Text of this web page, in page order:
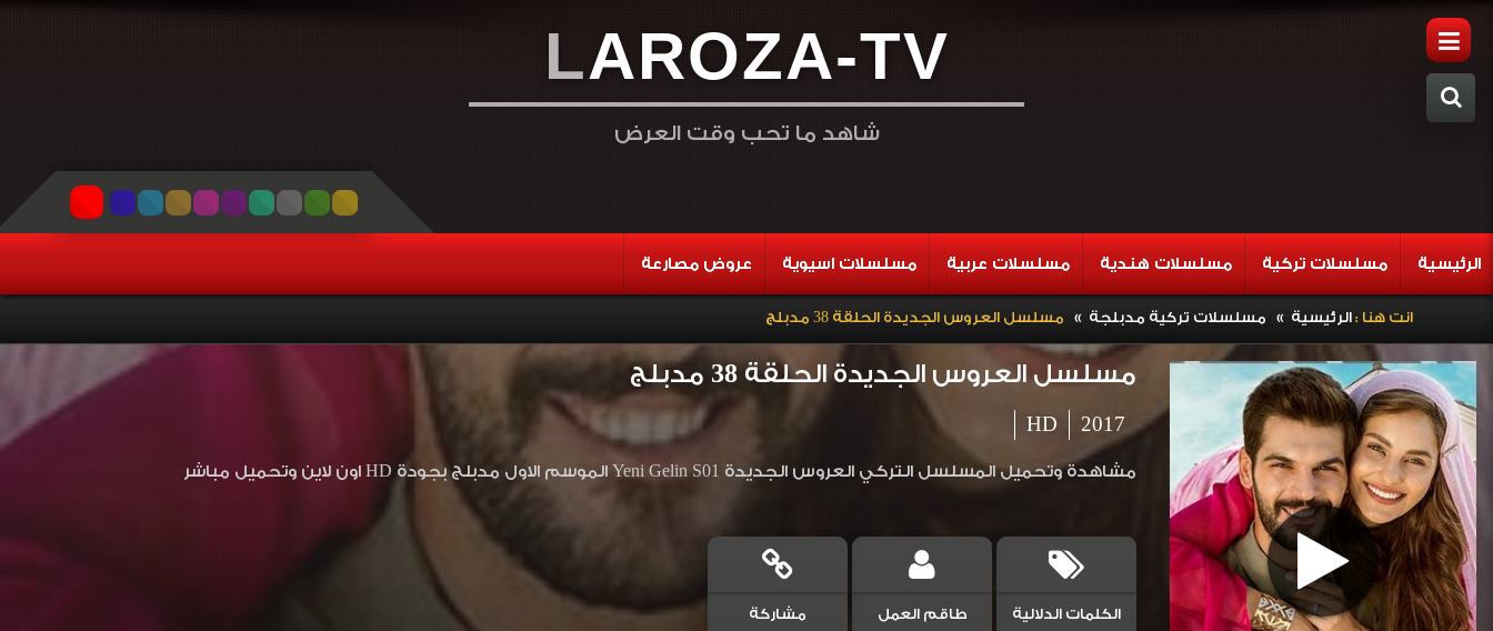
LAROZA-TV
شاهد ما تحب وقت العرض
الرئيسية مسلسلات تركية مسلسلات هندية مسلسلات عربية مسلسلات اسيوية عروض مصارعة
انت هنا :الرئيسية » مسلسلات تركية مدبلجة » مسلسل العروس الجديدة الحلقة 38 مدبلج
مسلسل العروس الجديدة الحلقة 38 مدبلج
2017
HD
مشاهدة وتحميل المسلسل التركي العروس الجديدة Yeni Gelin S01 الموسم الاول مدبلج بجودة HD اون لاين وتحميل مباشر
الكلمات الدلالية طاقم العمل مشاركة